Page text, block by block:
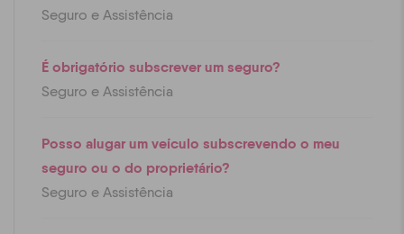
Seguro e Assistência
É obrigatório subscrever um seguro?
Seguro e Assistência
Posso alugar um veículo subscrevendo o meu
seguro ou o do proprietário?
Seguro e Assistência